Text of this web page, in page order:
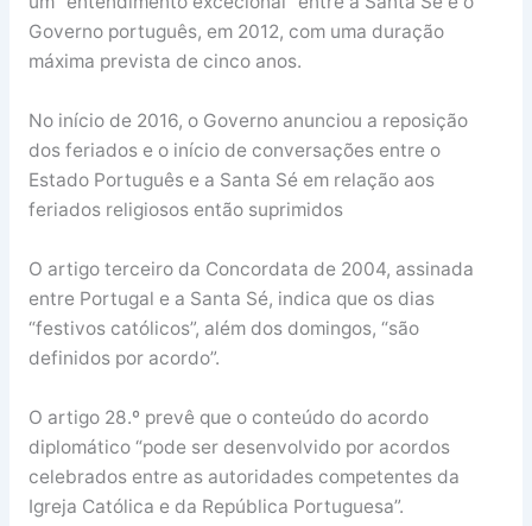
Governo português, em 2012, com uma duração
máxima prevista de cinco anos.
No início de 2016, o Governo anunciou a reposição
dos feriados e o início de conversações entre o
Estado Português e a Santa Sé em relação aos
feriados religiosos então suprimidos
O artigo terceiro da Concordata de 2004, assinada
entre Portugal e a Santa Sé, indica que os dias
“festivos católicos”, além dos domingos, “são
definidos por acordo”.
O artigo 28.º prevê que o conteúdo do acordo
diplomático “pode ser desenvolvido por acordos
celebrados entre as autoridades competentes da
Igreja Católica e da República Portuguesa”.